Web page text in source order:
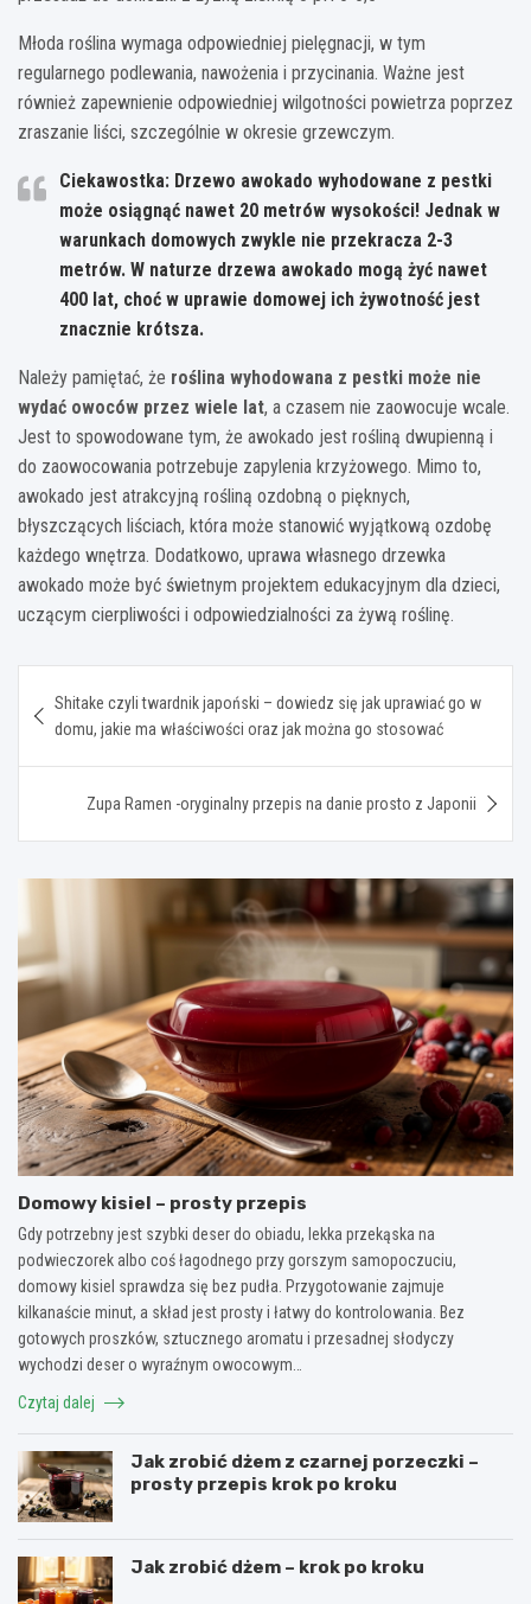
Młoda roślina wymaga odpowiedniej pielęgnacji, w tym
regularnego podlewania, nawożenia i przycinania. Ważne jest
również zapewnienie odpowiedniej wilgotności powietrza poprzez
zraszanie liści, szczególnie w okresie grzewczym.
Ciekawostka: Drzewo awokado wyhodowane z pestki
może osiągnąć nawet 20 metrów wysokości! Jednak w
warunkach domowych zwykle nie przekracza 2-3
metrów. W naturze drzewa awokado mogą żyć nawet
400 lat, choć w uprawie domowej ich żywotność jest
znacznie krótsza.
Należy pamiętać, że roślina wyhodowana z pestki może nie
wydać owoców przez wiele lat, a czasem nie zaowocuje wcale.
Jest to spowodowane tym, że awokado jest rośliną dwupienną i
do zaowocowania potrzebuje zapylenia krzyżowego. Mimo to,
awokado jest atrakcyjną rośliną ozdobną o pięknych,
błyszczących liściach, która może stanowić wyjątkową ozdobę
każdego wnętrza. Dodatkowo, uprawa własnego drzewka
awokado może być świetnym projektem edukacyjnym dla dzieci,
uczącym cierpliwości i odpowiedzialności za żywą roślinę.
wpisu
Shitake czyli twardnik japoński – dowiedz się jak uprawiać go w
domu, jakie ma właściwości oraz jak można go stosować
Zupa Ramen -oryginalny przepis na danie prosto z Japonii
Domowy kisiel – prosty przepis
Gdy potrzebny jest szybki deser do obiadu, lekka przekąska na
podwieczorek albo coś łagodnego przy gorszym samopoczuciu,
domowy kisiel sprawdza się bez pudła. Przygotowanie zajmuje
kilkanaście minut, a skład jest prosty i łatwy do kontrolowania. Bez
gotowych proszków, sztucznego aromatu i przesadnej słodyczy
wychodzi deser o wyraźnym owocowym…
Czytaj dalej
Jak zrobić dżem z czarnej porzeczki –
prosty przepis krok po kroku
Jak zrobić dżem – krok po kroku